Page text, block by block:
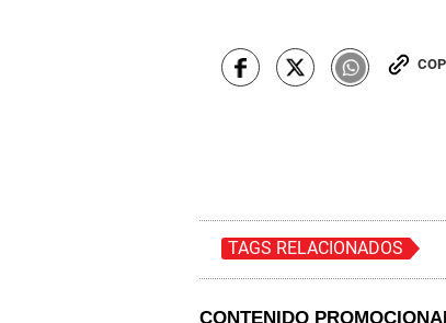
TAGS RELACIONADOS